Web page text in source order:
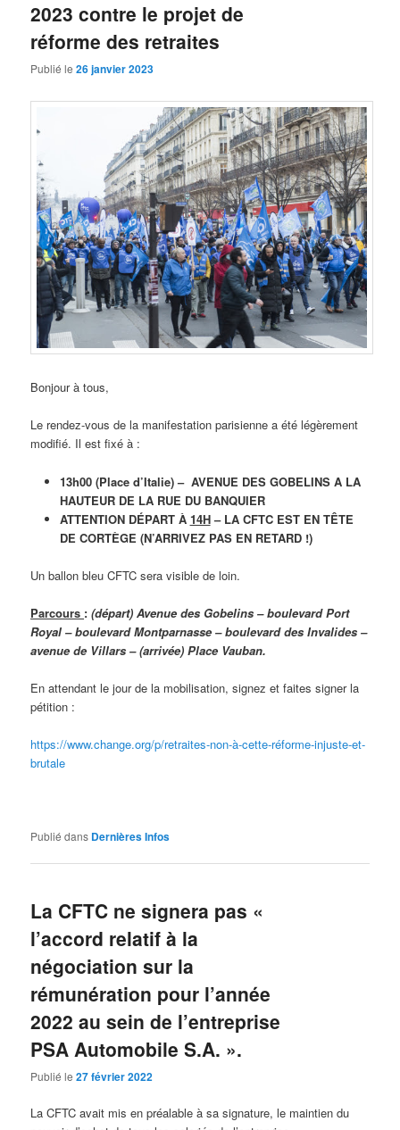
2023 contre le projet de
réforme des retraites
Publié le26 janvier 2023
Bonjour à tous,
Le rendez-vous de la manifestation parisienne a été légèrement
modifié. Il est fixé à :
13h00 (Place d’Italie) – AVENUE DES GOBELINS A LA
HAUTEUR DE LA RUE DU BANQUIER
ATTENTION DÉPART À 14H– LA CFTC EST EN TÊTE
DE CORTÈGE (N’ARRIVEZ PAS EN RETARD !)
Un ballon bleu CFTC sera visible de loin.
Parcours :(départ) Avenue des Gobelins – boulevard Port
Royal – boulevard Montparnasse – boulevard des Invalides –
avenue de Villars – (arrivée) Place Vauban.
En attendant le jour de la mobilisation, signez et faites signer la
pétition :
https://www.change.org/p/retraites-non-à-cette-réforme-injuste-et-
brutale
Publié dans Dernières Infos
La CFTC ne signera pas «
l’accord relatif à la
négociation sur la
rémunération pour l’année
2022 au sein de l’entreprise
PSA Automobile S.A. ».
Publié le27 février 2022
La CFTC avait mis en préalable à sa signature, le maintien du